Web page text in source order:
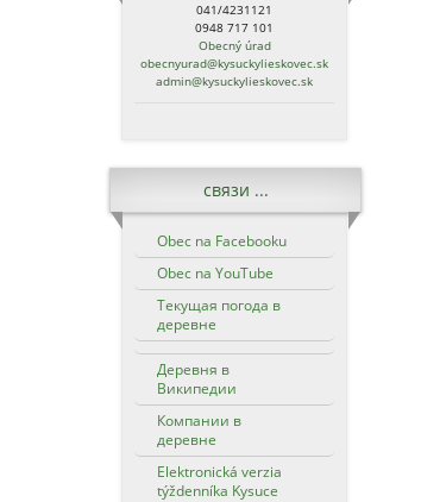
041/4231121
0948 717 101
Obecný úrad
obecnyurad@kysuckylieskovec.sk
admin@kysuckylieskovec.sk
связи ...
Obec na Facebooku
Obec na YouTube
Текущая погода в
деревне
Деревня в
Википедии
Компании в
деревне
Elektronická verzia
týždenníka Kysuce